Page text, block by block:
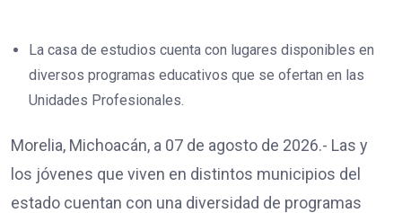
La casa de estudios cuenta con lugares disponibles en
diversos programas educativos que se ofertan en las
Unidades Profesionales.
Morelia, Michoacán, a 07 de agosto de 2026.- Las y
los jóvenes que viven en distintos municipios del
estado cuentan con una diversidad de programas